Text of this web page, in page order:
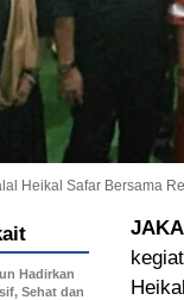
Heikal Safar Bersama
Hadirkan
Sehat dan